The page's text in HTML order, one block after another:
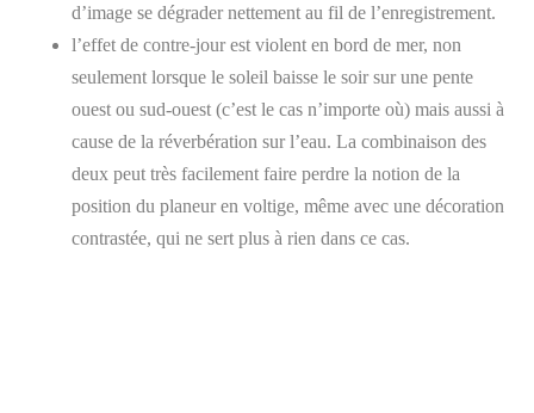
d’image se dégrader nettement au fil de l’enregistrement.
l’effet de contre-jour est violent en bord de mer, non
seulement lorsque le soleil baisse le soir sur une pente
ouest ou sud-ouest (c’est le cas n’importe où) mais aussi à
cause de la réverbération sur l’eau. La combinaison des
deux peut très facilement faire perdre la notion de la
position du planeur en voltige, même avec une décoration
contrastée, qui ne sert plus à rien dans ce cas.